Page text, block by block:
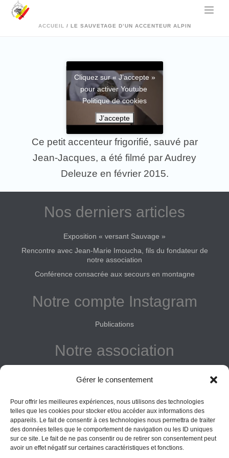
Gérer le consentement
Pour offrir les meilleures expériences, nous utilisons des technologies
telles que les cookies pour stocker et/ou accéder aux informations des
appareils. Le fait de consentir à ces technologies nous permettra de traiter
des données telles que le comportement de navigation ou les ID uniques
sur ce site. Le fait de ne pas consentir ou de retirer son consentement peut
avoir un effet négatif sur certaines caractéristiques et fonctions.
ACCUEIL / LE SAUVETAGE D’UN ACCENTEUR ALPIN
Cliquez sur « J’accepte »
pour activer Youtube
Politique de cookies
J’accepte
Ce petit accenteur frigorifié, sauvé par
Jean-Jacques, a été filmé par Audrey
Deleuze en février 2015.
Nos derniers articles
Exposition « versant Sauvage »
Rencontre avec Jean-Marie Imoucha, fils du fondateur de
notre association
Conférence consacrée aux secours en montagne
Notre compte Instagram
Publications
Notre association
Donner
Vos obligations